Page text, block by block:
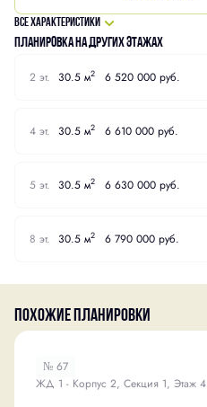
Все характеристики
Планировка на других этажах
2 эт. 30.5 м2 6 520 000 руб.
4 эт. 30.5 м2 6 610 000 руб.
5 эт. 30.5 м2 6 630 000 руб.
8 эт. 30.5 м2 6 790 000 руб.
Похожие планировки
№ 67
ЖД 1 - Корпус 2, Секция 1, Этаж 4